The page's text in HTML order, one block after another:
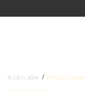
15 GEN. 2024 / BY